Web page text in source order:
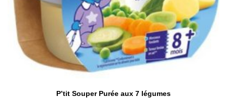
P’tit Souper Purée aux 7 légumes